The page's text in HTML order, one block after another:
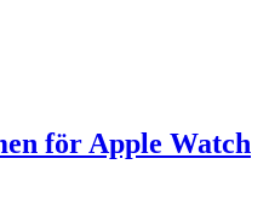
för Apple Watch